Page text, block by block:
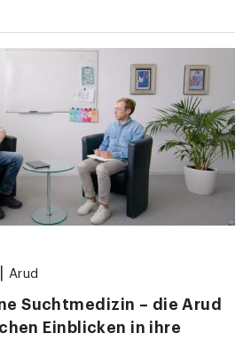
Arud
Suchtmedizin – die Arud
Einblicken in ihre